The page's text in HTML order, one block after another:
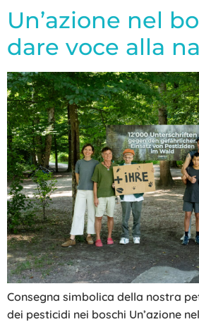
Un’azione nel
dare voce alla
Consegna simbolica della nostra
dei pesticidi nei boschi Un’azione